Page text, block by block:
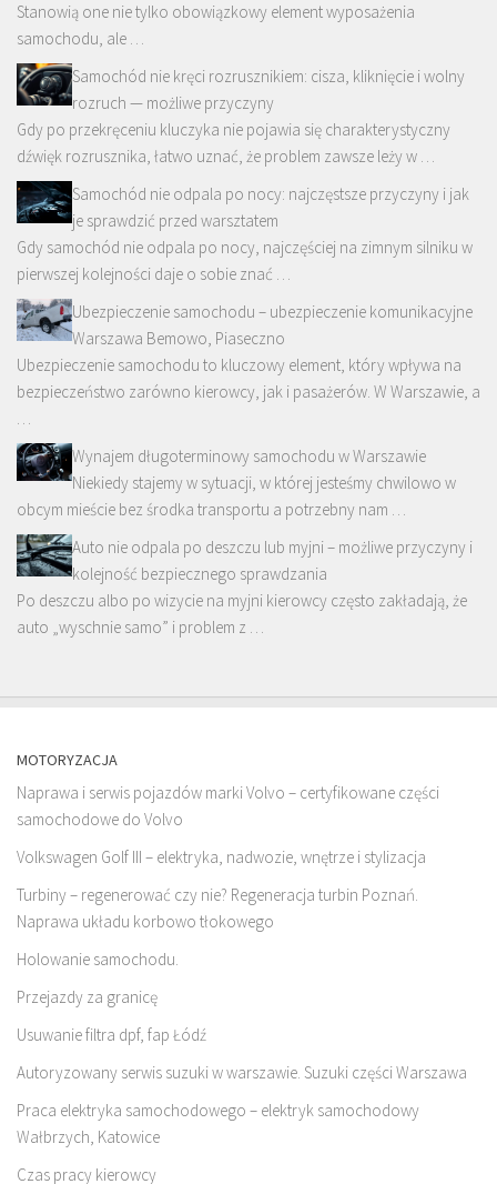
Stanowią one nie tylko obowiązkowy element wyposażenia
samochodu, ale …
Samochód nie kręci rozrusznikiem: cisza, kliknięcie i wolny
rozruch — możliwe przyczyny
Gdy po przekręceniu kluczyka nie pojawia się charakterystyczny
dźwięk rozrusznika, łatwo uznać, że problem zawsze leży w …
Samochód nie odpala po nocy: najczęstsze przyczyny i jak
je sprawdzić przed warsztatem
Gdy samochód nie odpala po nocy, najczęściej na zimnym silniku w
pierwszej kolejności daje o sobie znać …
Ubezpieczenie samochodu – ubezpieczenie komunikacyjne
Warszawa Bemowo, Piaseczno
Ubezpieczenie samochodu to kluczowy element, który wpływa na
bezpieczeństwo zarówno kierowcy, jak i pasażerów. W Warszawie, a
…
Wynajem długoterminowy samochodu w Warszawie
Niekiedy stajemy w sytuacji, w której jesteśmy chwilowo w
obcym mieście bez środka transportu a potrzebny nam …
Auto nie odpala po deszczu lub myjni – możliwe przyczyny i
kolejność bezpiecznego sprawdzania
Po deszczu albo po wizycie na myjni kierowcy często zakładają, że
auto „wyschnie samo” i problem z …
MOTORYZACJA
Naprawa i serwis pojazdów marki Volvo – certyfikowane części
samochodowe do Volvo
Volkswagen Golf III – elektryka, nadwozie, wnętrze i stylizacja
Turbiny – regenerować czy nie? Regeneracja turbin Poznań.
Naprawa układu korbowo tłokowego
Holowanie samochodu.
Przejazdy za granicę
Usuwanie filtra dpf, fap Łódź
Autoryzowany serwis suzuki w warszawie. Suzuki części Warszawa
Praca elektryka samochodowego – elektryk samochodowy
Wałbrzych, Katowice
Czas pracy kierowcy